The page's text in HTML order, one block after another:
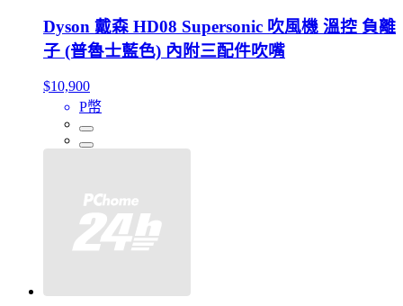
Dyson 戴森 HD08 Supersonic 吹風機 溫控 負離
子 (普魯士藍色) 內附三配件吹嘴
$10,900
P幣